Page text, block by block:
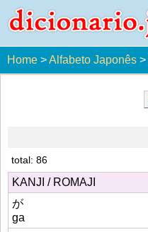
Home >Alfabeto Japonês >
total: 86
KANJI / ROMAJI
が
ga